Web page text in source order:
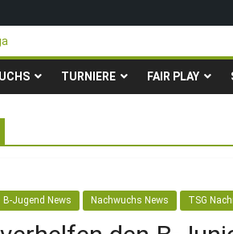
in die Gruppenliga auf*
der TSG Kastel
Fußballturnier für Hobbymannschaften
TURNIERE FAIR PLAY
B-Jugend News Nachwuchs News TSG